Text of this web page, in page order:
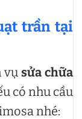
trần tại
vụ sửa chữa
có nhu cầu
nhé: